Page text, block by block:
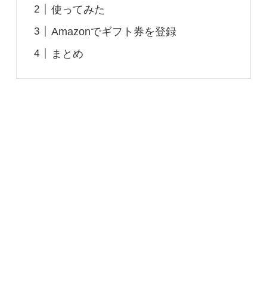
使ってみた
Amazonでギフト券を登録
まとめ